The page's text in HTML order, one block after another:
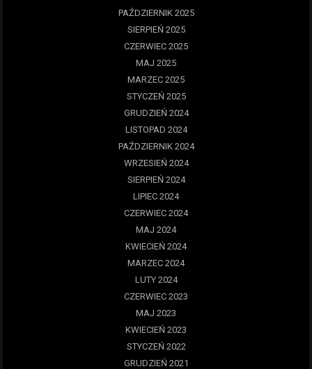
PAŹDZIERNIK 2025
SIERPIEŃ 2025
CZERWIEC 2025
MAJ 2025
MARZEC 2025
STYCZEŃ 2025
GRUDZIEŃ 2024
LISTOPAD 2024
PAŹDZIERNIK 2024
WRZESIEŃ 2024
SIERPIEŃ 2024
LIPIEC 2024
CZERWIEC 2024
MAJ 2024
KWIECIEŃ 2024
MARZEC 2024
LUTY 2024
CZERWIEC 2023
MAJ 2023
KWIECIEŃ 2023
STYCZEŃ 2022
GRUDZIEŃ 2021